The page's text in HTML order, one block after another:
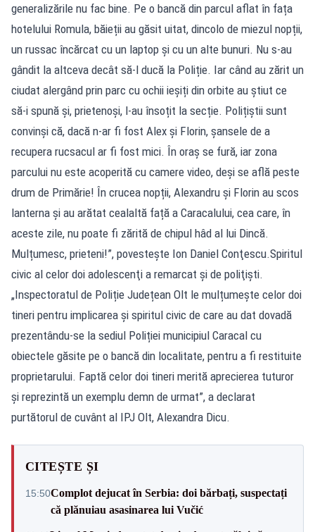
generalizările nu fac bine. Pe o bancă din parcul aflat în fața
hotelului Romula, băieții au găsit uitat, dincolo de miezul nopții,
un russac încărcat cu un laptop și cu un alte bunuri. Nu s-au
gândit la altceva decât să-l ducă la Poliție. Iar când au zărit un
ciudat alergând prin parc cu ochii ieșiți din orbite au știut ce
să-i spună și, prietenoși, l-au însoțit la secție. Polițiștii sunt
convinși că, dacă n-ar fi fost Alex și Florin, șansele de a
recupera rucsacul ar fi fost mici. În oraș se fură, iar zona
parcului nu este acoperită cu camere video, deși se află peste
drum de Primărie! În crucea nopții, Alexandru și Florin au scos
lanterna și au arătat cealaltă față a Caracalului, cea care, în
aceste zile, nu poate fi zărită de chipul hâd al lui Dincă.
Mulțumesc, prieteni!”, povesteşte Ion Daniel Conţescu.Spiritul
civic al celor doi adolescenţi a remarcat şi de poliţişti.
„Inspectoratul de Poliție Județean Olt le mulțumește celor doi
tineri pentru implicarea și spiritul civic de care au dat dovadă
prezentându-se la sediul Poliției municipiul Caracal cu
obiectele găsite pe o bancă din localitate, pentru a fi restituite
proprietarului. Faptă celor doi tineri merită aprecierea tuturor
și reprezintă un exemplu demn de urmat”, a declarat
purtătorul de cuvânt al IPJ Olt, Alexandra Dicu.
CITEȘTE ȘI
15:50Complot dejucat în Serbia: doi bărbați, suspectați
că plănuiau asasinarea lui Vučić